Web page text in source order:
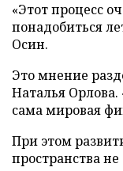
«Этот процесс
понадобиться
Осин.
Это мнение
Наталья
сама мировая
При этом
пространства